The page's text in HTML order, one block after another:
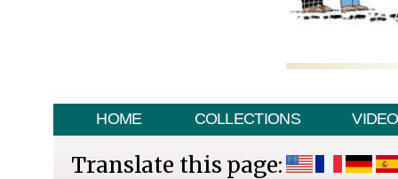
HOME COLLECTIONS VIDEO
Translate this page: